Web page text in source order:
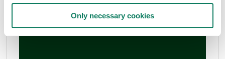
Only necessary cookies